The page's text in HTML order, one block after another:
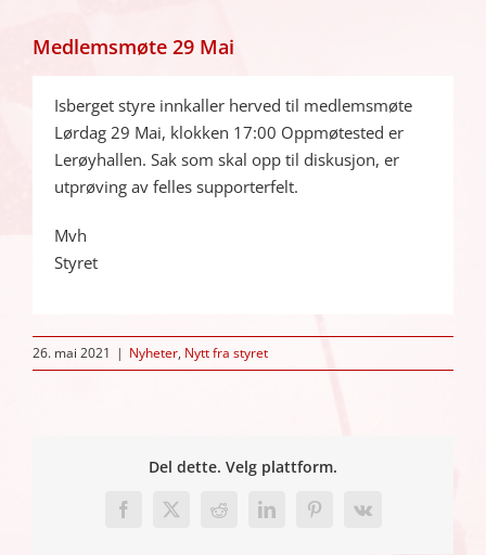
Medlemsmøte 29 Mai
Isberget styre innkaller herved til medlemsmøte
Lørdag 29 Mai, klokken 17:00 Oppmøtested er
Lerøyhallen. Sak som skal opp til diskusjon, er
utprøving av felles supporterfelt.
Mvh
Styret
26. mai 2021 | Nyheter, Nytt fra styret
Del dette. Velg plattform.
Facebook
X RedditLinkedInPinterest
Vk